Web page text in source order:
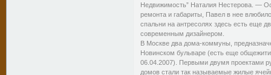
Недвижимость” Наталия Нестерова. —
ремонта и габариты, Павел в нее
спальни на антресолях здесь есть еще
современным дизайнером.
В Москве два дома-коммуны,
Новинском бульваре (есть еще
06.04.2007). Первыми двумя проектами
домов стали так называемые жилые